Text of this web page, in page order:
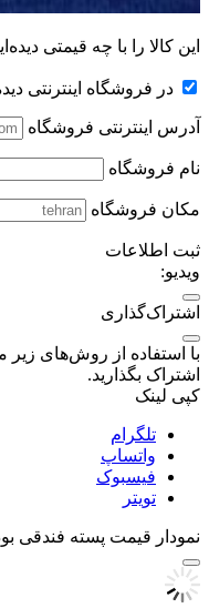
این کالا را با چه قیمتی
در فروشگاه اینترنتی
آدرس اینترنتی فروشگاه
نام فروشگاه
مکان فروشگاه
ثبت اطلاعات
ویدیو:
اشتراک‌گذاری
با استفاده از روش‌های زیر
اشتراک بگذارید.
کپی لینک
تلگرام
واتساپ
فیسبوک
تویتر
نمودار قیمت پسته فندقی